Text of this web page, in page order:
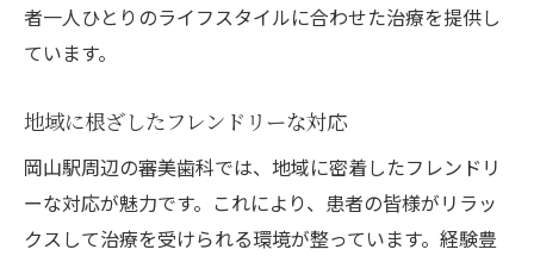
者一人ひとりのライフスタイルに合わせた治療を提供し
ています。
地域に根ざしたフレンドリーな対応
岡山駅周辺の審美歯科では、地域に密着したフレンドリ
ーな対応が魅力です。これにより、患者の皆様がリラッ
クスして治療を受けられる環境が整っています。経験豊